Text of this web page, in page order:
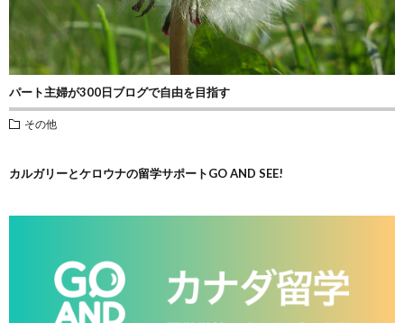
パート主婦が300日ブログで自由を目指す
その他
カルガリーとケロウナの留学サポートGO AND SEE!